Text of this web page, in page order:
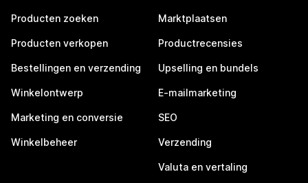
Producten zoeken
Producten verkopen
Bestellingen en verzending
Winkelontwerp
Marketing en conversie
Winkelbeheer
Marktplaatsen
Productrecensies
Upselling en bundels
E-mailmarketing
SEO
Verzending
Valuta en vertaling